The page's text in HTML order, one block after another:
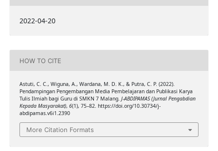
2022-04-20
HOW TO CITE
Astuti, C. C., Wiguna, A., Wardana, M. D. K., & Putra, C. P. (2022).
Pendampingan Pengembangan Media Pembelajaran dan Publikasi Karya
Tulis Ilmiah bagi Guru di SMKN 7 Malang. J-ABDIPAMAS (Jurnal Pengabdian
Kepada Masyarakat), 6(1), 75–82. https://doi.org/10.30734/j-
abdipamas.v6i1.2390
More Citation Formats